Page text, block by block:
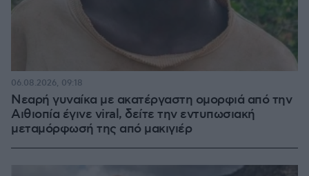
Νεαρή γυναίκα με ακατέργαστη ομορφιά από την
Αιθιοπία έγινε viral, δείτε την εντυπωσιακή
μεταμόρφωσή της από μακιγιέρ
06.08.2026, 09:18